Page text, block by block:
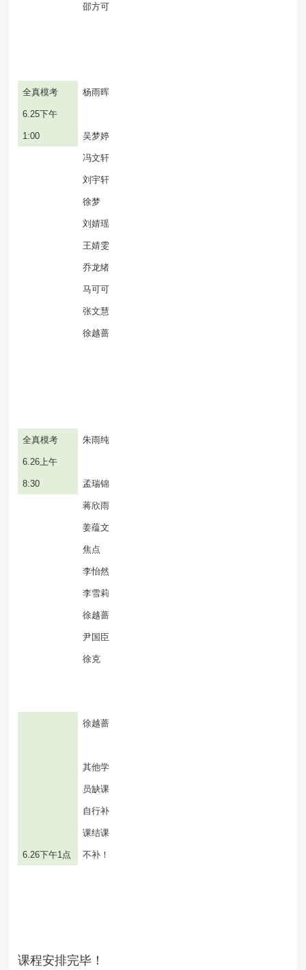
邵方可
全真模考 杨雨晖
6.25下午
1:00 吴梦婷
冯文轩
刘宇轩
徐梦
刘婧瑶
王婧雯
乔龙绪
马可可
张文慧
徐越蔷
全真模考 朱雨纯
6.26 上午
8:30 孟瑞锦
蒋欣雨
姜蕴文
焦点
李怡然
李雪莉
徐越蔷
尹国臣
徐克
6.26下午1 点
徐越蔷
其他学
员缺课
自行补
课结课
不补！
课程安排完毕！